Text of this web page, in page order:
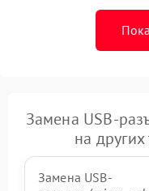
Замена USB-
на
Замена USB-